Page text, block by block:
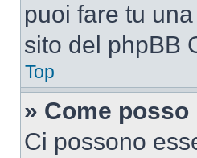
puoi fare tu
sito del phpBB
Top
» Come
Ci possono